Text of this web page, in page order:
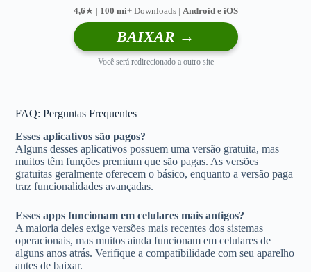
4,6★ | 100 mi+ Downloads | Android e iOS
BAIXAR →
Você será redirecionado a outro site
FAQ: Perguntas Frequentes
Esses aplicativos são pagos?
Alguns desses aplicativos possuem uma versão gratuita, mas
muitos têm funções premium que são pagas. As versões
gratuitas geralmente oferecem o básico, enquanto a versão paga
traz funcionalidades avançadas.
Esses apps funcionam em celulares mais antigos?
A maioria deles exige versões mais recentes dos sistemas
operacionais, mas muitos ainda funcionam em celulares de
alguns anos atrás. Verifique a compatibilidade com seu aparelho
antes de baixar.